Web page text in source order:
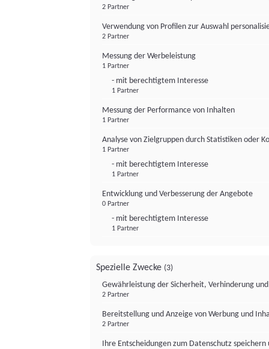
2 Partner
Verwendung von Profilen zur Auswahl
2 Partner
Messung der Werbeleistung
1 Partner
- mit berechtigtem Interesse
1 Partner
Messung der Performance von Inhalten
1 Partner
Analyse von Zielgruppen durch Statistiken oder
1 Partner
- mit berechtigtem Interesse
1 Partner
Entwicklung und Verbesserung der Angebote
0 Partner
- mit berechtigtem Interesse
1 Partner
Spezielle Zwecke (3)
Gewährleistung der Sicherheit, Verhinderung
2 Partner
Bereitstellung und Anzeige von Werbung und
2 Partner
Ihre Entscheidungen zum Datenschutz